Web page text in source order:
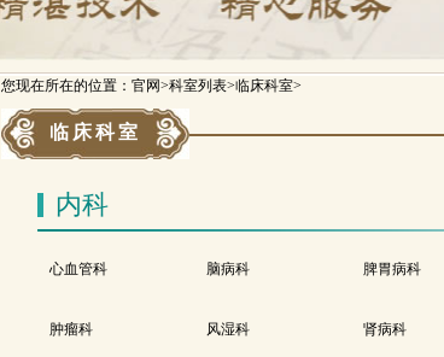
您现在所在的位置：官网>科室列表>临床科室>
临床科室
内科
心血管科 脑病科 脾胃病科
肿瘤科 风湿科 肾病科